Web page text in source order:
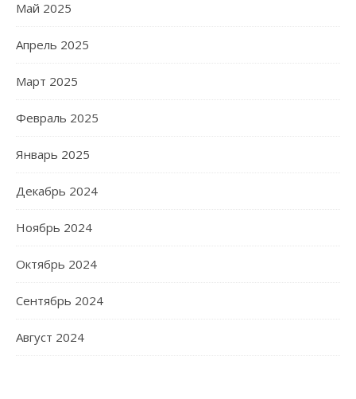
Май 2025
Апрель 2025
Март 2025
Февраль 2025
Январь 2025
Декабрь 2024
Ноябрь 2024
Октябрь 2024
Сентябрь 2024
Август 2024